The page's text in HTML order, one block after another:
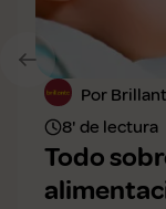
Por
8' de lectura
Todo